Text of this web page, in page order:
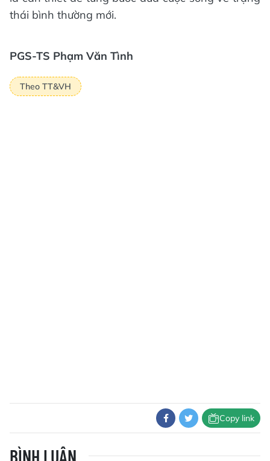
thái bình thường mới.
PGS-TS Phạm Văn Tình
Theo TT&VH
Copy link
BÌNH LUẬN